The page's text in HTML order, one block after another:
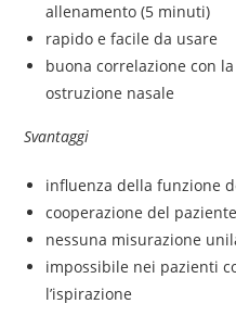
allenamento (5 minuti)
rapido e facile da usare
buona correlazione con
ostruzione nasale
Svantaggi
influenza della funzione
cooperazione del
nessuna misurazione
impossibile nei pazienti
l’ispirazione